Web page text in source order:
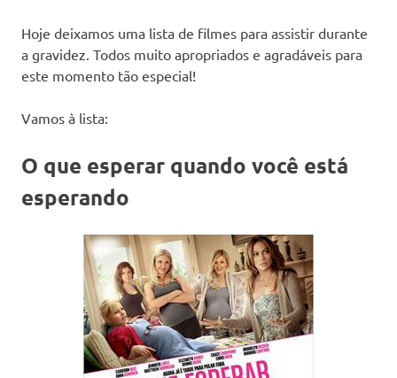
Hoje deixamos uma lista de filmes para assistir durante
a gravidez. Todos muito apropriados e agradáveis para
este momento tão especial!
Vamos à lista:
O que esperar quando você está
esperando